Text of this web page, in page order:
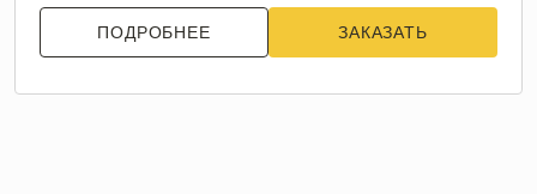
ПОДРОБНЕЕ ЗАКАЗАТЬ